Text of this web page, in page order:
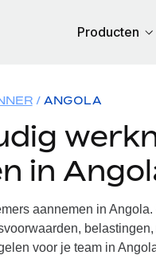
Producten
ANGOLA
in
aannemen in
voor je team in